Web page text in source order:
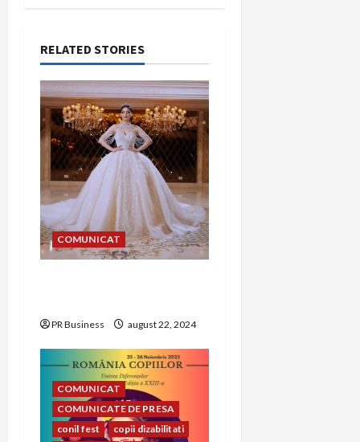
v
i
g
a
t
i
o
RELATED STORIES
COMUNICAT
PR Business august 22, 2024
COMUNICAT
COMUNICATE DE PRESA
conil fest
copii dizabilitati